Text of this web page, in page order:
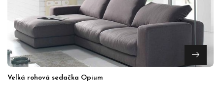
Velká rohová sedačka Opium